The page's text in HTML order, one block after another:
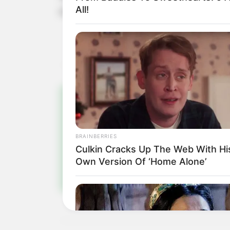
e Estado, ampliando a troca de
All!
BRAINBERRIES
Culkin Cracks Up The Web With
Own Version Of ‘Home Alone’